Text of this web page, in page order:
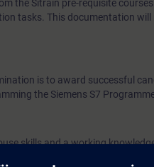
the Sitrain pre-requisite
tasks. This documentation
is to award successful
the Siemens S7
skills and a working